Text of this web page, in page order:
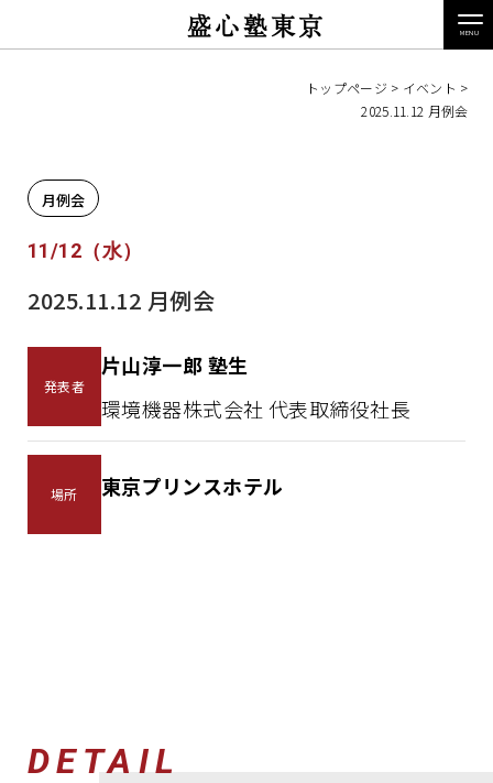
盛心塾東京
トップページ > イベント >
2025.11.12 月例会
月例会
11/12（水）
2025.11.12 月例会
発表者
片山淳一郎 塾生
環境機器株式会社 代表取締役社長
場所 東京プリンスホテル
DETAIL